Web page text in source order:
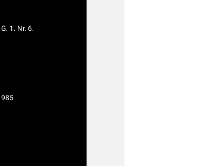
G. 1. Nr. 6.
985